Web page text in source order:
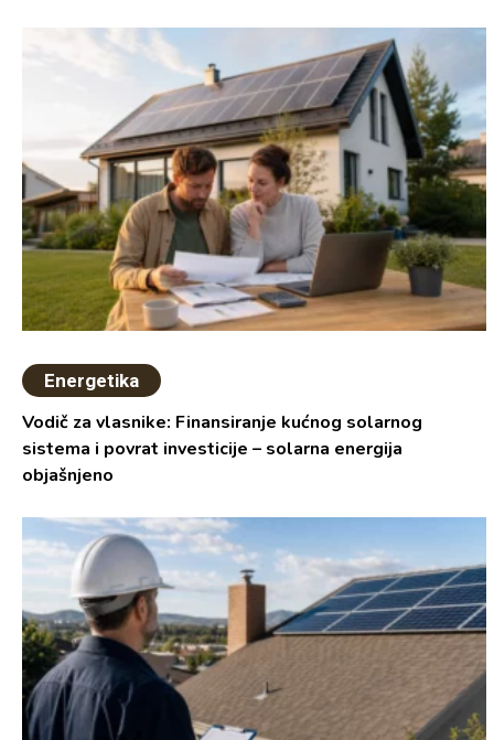
Energetika
Vodič za vlasnike: Finansiranje kućnog solarnog
sistema i povrat investicije – solarna energija
objašnjeno